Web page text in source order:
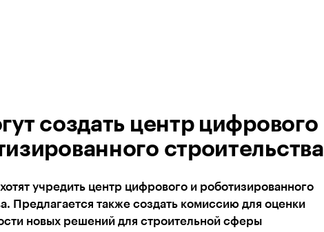
создать центр цифрового
строительства
учредить центр цифрового и роботизированного
Предлагается также создать комиссию для оценки
новых решений для строительной сферы